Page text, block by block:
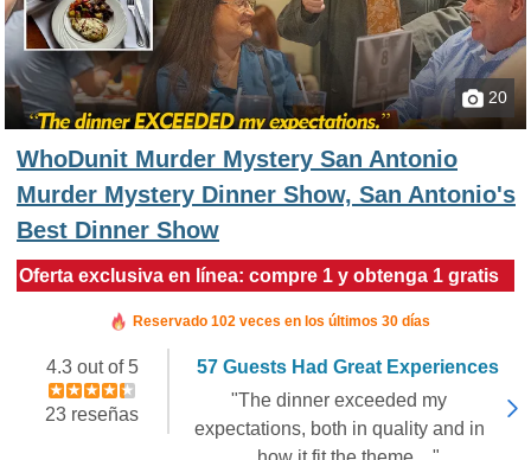
20
WhoDunit Murder Mystery San Antonio
Murder Mystery Dinner Show, San Antonio's
Best Dinner Show
Oferta exclusiva en línea: compre 1 y obtenga 1 gratis
Reservado en las últimas 10 horas
4.3 out of 5
23 reseñas
57 Guests Had Great Experiences
"The dinner exceeded my
expectations, both in quality and in